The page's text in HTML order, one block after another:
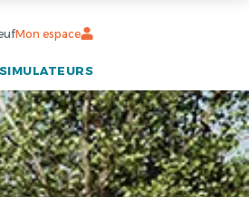
Mon espace
SIMULATEURS